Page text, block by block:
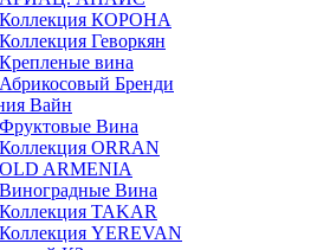
Коллекция КОРОНА
Коллекция Геворкян
Крепленые вина
Абрикосовый Бренди
Вайн
Фруктовые Вина
Коллекция ORRAN
OLD ARMENIA
Виноградные Вина
Коллекция TAKAR
Коллекция YEREVAN